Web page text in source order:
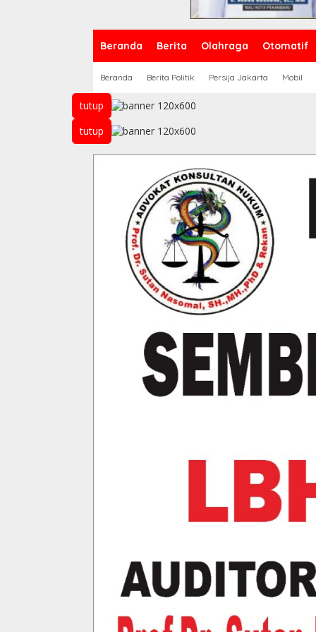
Beranda Berita Olahraga Otomatif
Beranda Berita Politik Persija Jakarta Mobil
tutup
tutup